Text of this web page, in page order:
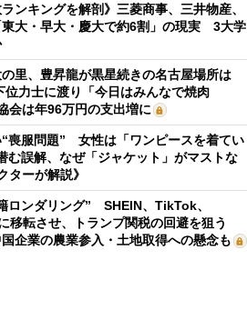
ンキングを解剖》三菱商事、三井物産、
大・早大・慶大で約6割」の現実 3大学
の里、豊昇龍が黒星続きの名古屋場所は
位力士に渡り「今日はみんなで焼肉
は年96万円の支出増に
喪服問題” 女性は「ワンピースを着てい
む誤解、なぜ「ジャケット」がマストな
ターが解説》
ロンダリング” SHEIN、TikTok、
移転させ、トランプ関税の回避を狙う
企業の農業参入・土地取得への懸念も